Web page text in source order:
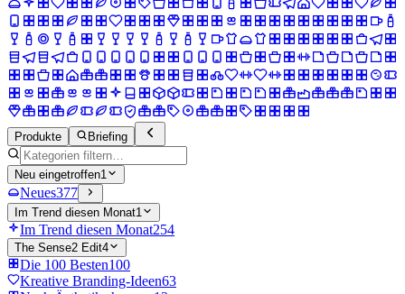
Produkte Briefing
Neu eingetroffen1
Neues377
Im Trend diesen Monat1
Im Trend diesen Monat254
The Sense2 Edit4
Die 100 Besten100
Kreative Branding-Ideen63